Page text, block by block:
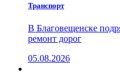
Транспорт
В Благовещенске
ремонт дорог
05.08.2026